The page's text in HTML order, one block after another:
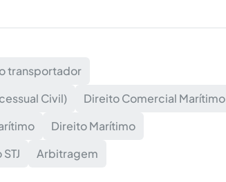
transportador
Civil)
Direito Comercial Marítimo
Direito Marítimo
Arbitragem